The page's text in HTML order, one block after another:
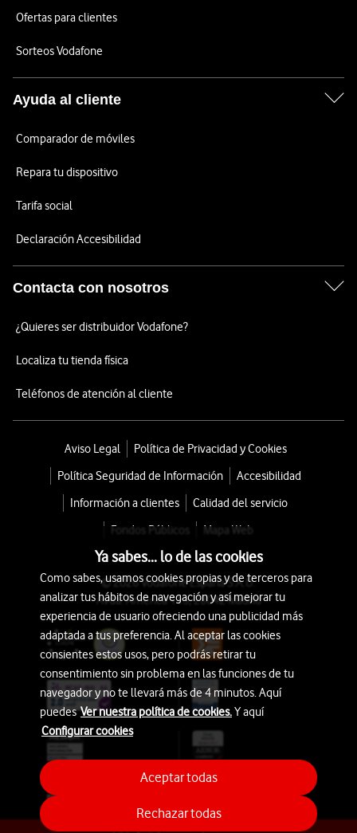
Ofertas para clientes
Sorteos Vodafone
Ayuda al cliente
Comparador de móviles
Repara tu dispositivo
Tarifa social
Declaración Accesibilidad
Contacta con nosotros
¿Quieres ser distribuidor Vodafone?
Localiza tu tienda física
Teléfonos de atención al cliente
Aviso Legal
Política de Privacidad y Cookies
Política Seguridad de Información
Accesibilidad
Información a clientes
Calidad del servicio
Fondos Públicos
Mapa Web
© 2026 Vodafone España S.A.U.
Avda. América 115, 28042 Madrid
Ya sabes... lo de las cookies
Como sabes, usamos cookies propias y de terceros para
analizar tus hábitos de navegación y así mejorar tu
experiencia de usuario ofreciendo una publicidad más
adaptada a tus preferencia. Al aceptar las cookies
consientes estos usos, pero podrás retirar tu
consentimiento sin problema en las funciones de tu
navegador y no te llevará más de 4 minutos. Aquí
puedesVer nuestra política de cookies.Y aquí
Configurar cookies
Rechazar todas
Aceptar todas